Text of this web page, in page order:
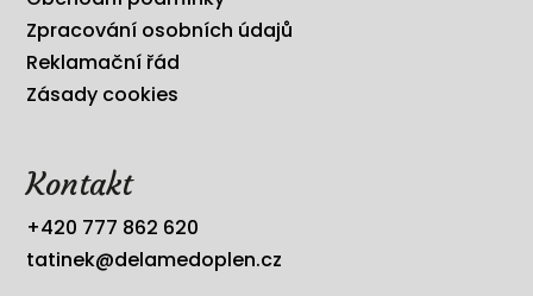
Zpracování osobních údajů
Reklamační řád
Zásady cookies
Kontakt
+420 777 862 620
tatinek@delamedoplen.cz